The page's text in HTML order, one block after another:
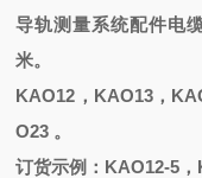
导轨测量系统配件电
米。
KAO12，KAO13，
O23 。
订货示例： KAO12-5，